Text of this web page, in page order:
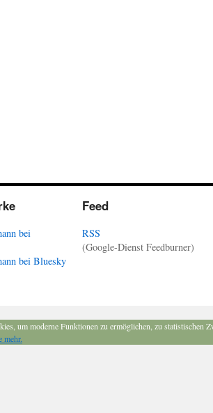
bei
bei Bluesky
Feed
RSS
(Google-Dienst Feedburner)
um moderne Funktionen zu ermöglichen, zu
mehr.